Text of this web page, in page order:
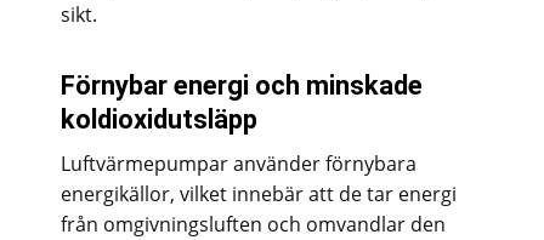
sikt.
Förnybar energi och minskade
koldioxidutsläpp
Luftvärmepumpar använder förnybara
energikällor, vilket innebär att de tar energi
från omgivningsluften och omvandlar den